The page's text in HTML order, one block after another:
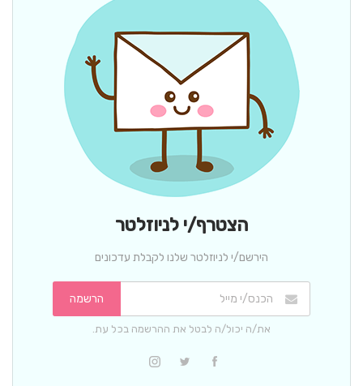
הצטרף/י לניוזלטר
הירשם/י לניוזלטר שלנו לקבלת עדכונים
הרשמה
את/ה יכול/ה לבטל את ההרשמה בכל עת.